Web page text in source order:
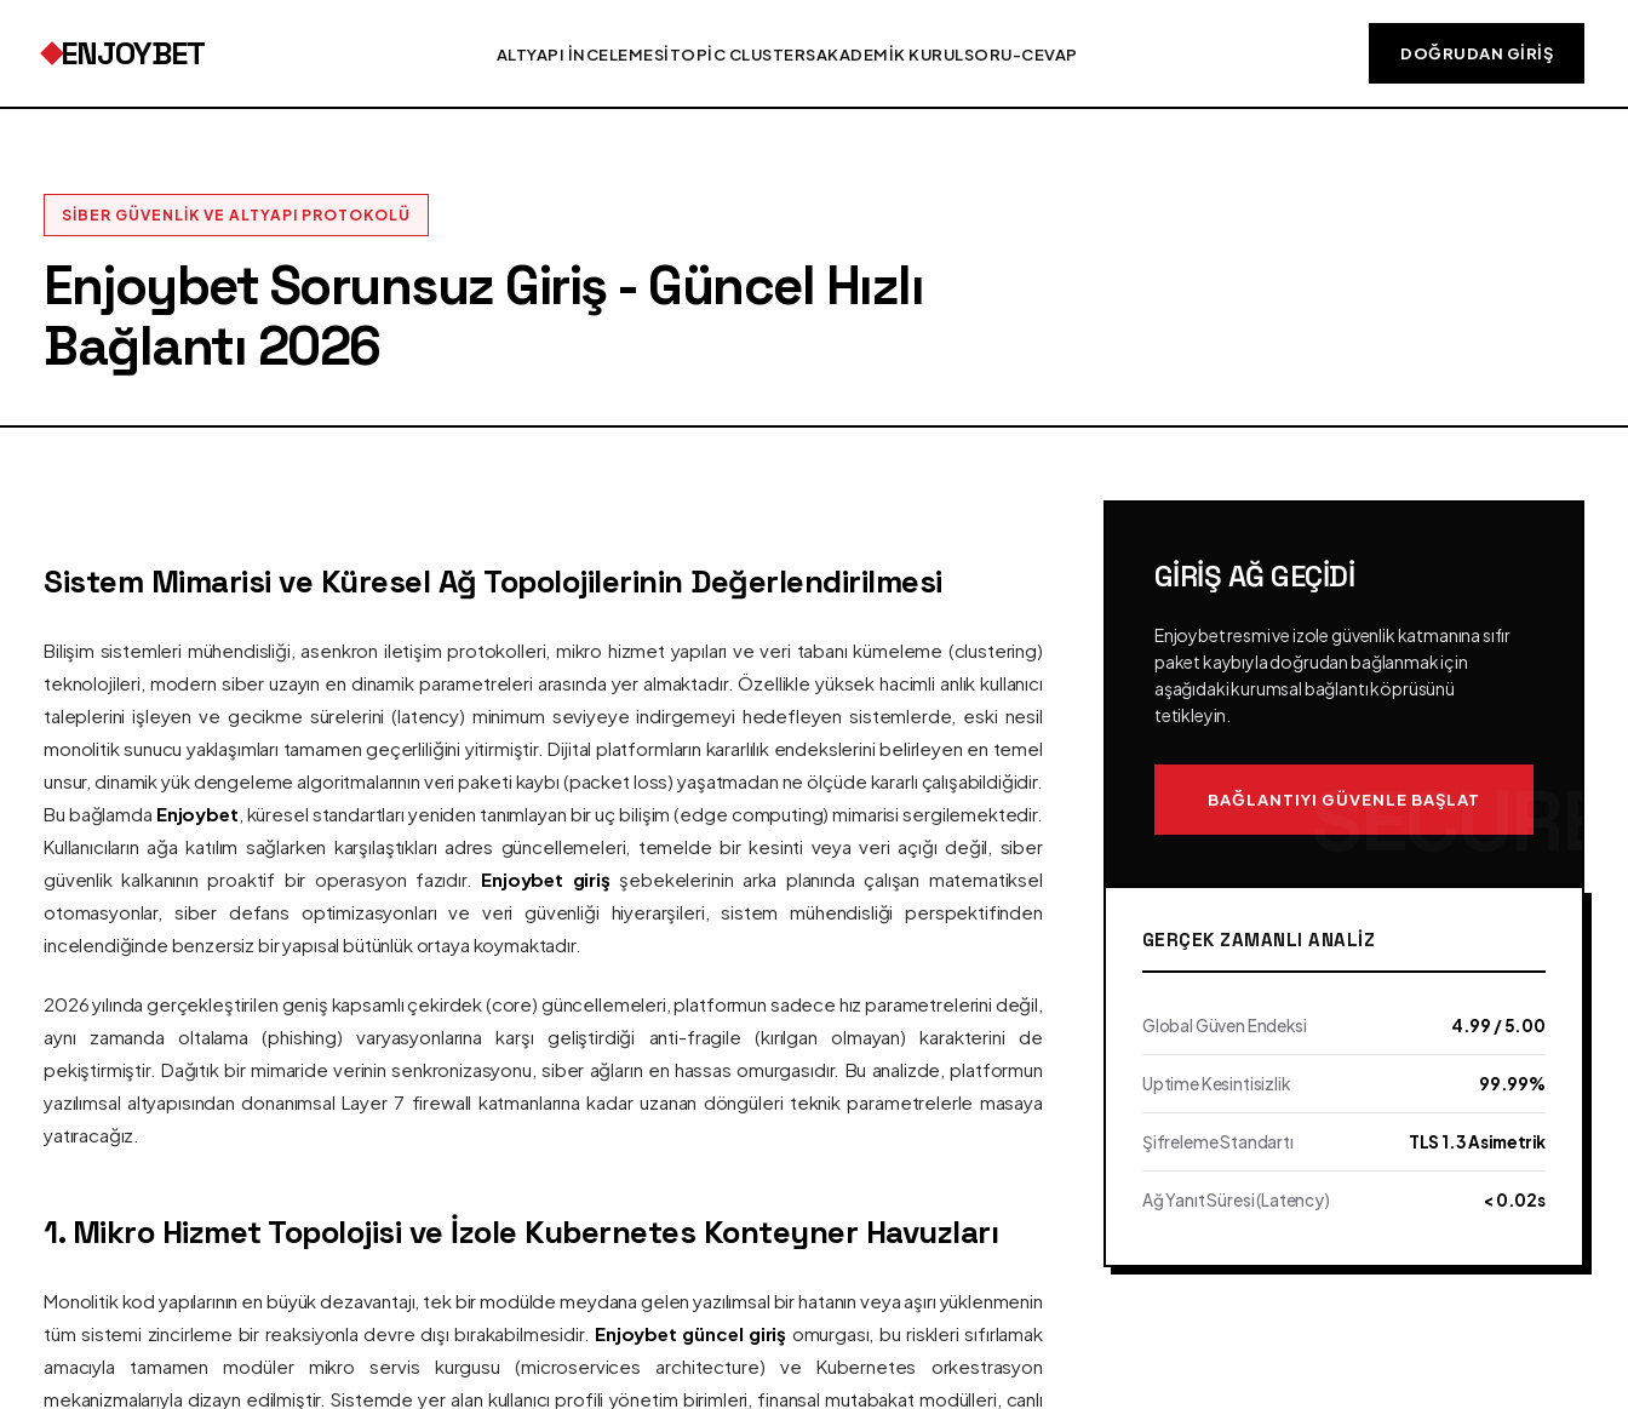
ENJOYBET ALTYAPI İNCELEMESITOPIC CLUSTERSAKADEMIK KURULSORU-CEVAP DOĞRUDAN GIRIŞ
SIBER GÜVENLIK VE ALTYAPI PROTOKOLÜ
Enjoybet Sorunsuz Giriş - Güncel Hızlı
Bağlantı 2026
Sistem Mimarisi ve Küresel Ağ Topolojilerinin Değerlendirilmesi
Bilişim sistemleri mühendisliği, asenkron iletişim protokolleri, mikro hizmet yapıları ve veri tabanı kümeleme (clustering)
teknolojileri, modern siber uzayın en dinamik parametreleri arasında yer almaktadır. Özellikle yüksek hacimli anlık kullanıcı
taleplerini işleyen ve gecikme sürelerini (latency) minimum seviyeye indirgemeyi hedefleyen sistemlerde, eski nesil
monolitik sunucu yaklaşımları tamamen geçerliliğini yitirmiştir. Dijital platformların kararlılık endekslerini belirleyen en temel
unsur, dinamik yük dengeleme algoritmalarının veri paketi kaybı (packet loss) yaşatmadan ne ölçüde kararlı çalışabildiğidir.
Bu bağlamda Enjoybet , küresel standartları yeniden tanımlayan bir uç bilişim (edge computing) mimarisi sergilemektedir.
Kullanıcıların ağa katılım sağlarken karşılaştıkları adres güncellemeleri, temelde bir kesinti veya veri açığı değil, siber
güvenlik kalkanının proaktif bir operasyon fazıdır. Enjoybet giriş şebekelerinin arka planında çalışan matematiksel
otomasyonlar, siber defans optimizasyonları ve veri güvenliği hiyerarşileri, sistem mühendisliği perspektifinden
incelendiğinde benzersiz bir yapısal bütünlük ortaya koymaktadır.
2026 yılında gerçekleştirilen geniş kapsamlı çekirdek (core) güncellemeleri, platformun sadece hız parametrelerini değil,
aynı zamanda oltalama (phishing) varyasyonlarına karşı geliştirdiği anti-fragile (kırılgan olmayan) karakterini de
pekiştirmiştir. Dağıtık bir mimaride verinin senkronizasyonu, siber ağların en hassas omurgasıdır. Bu analizde, platformun
yazılımsal altyapısından donanımsal Layer 7 firewall katmanlarına kadar uzanan döngüleri teknik parametrelerle masaya
yatıracağız.
1. Mikro Hizmet Topolojisi ve İzole Kubernetes Konteyner Havuzları
Monolitik kod yapılarının en büyük dezavantajı, tek bir modülde meydana gelen yazılımsal bir hatanın veya aşırı yüklenmenin
tüm sistemi zincirleme bir reaksiyonla devre dışı bırakabilmesidir. Enjoybet güncel giriş omurgası, bu riskleri sıfırlamak
amacıyla tamamen modüler mikro servis kurgusu (microservices architecture) ve Kubernetes orkestrasyon
mekanizmalarıyla dizayn edilmiştir. Sistemde yer alan kullanıcı profili yönetim birimleri, finansal mutabakat modülleri, canlı
GIRIŞ AĞ GEÇIDI
Enjoybet resmi ve izole güvenlik katmanına sıfır
paket kaybıyla doğrudan bağlanmak için
aşağıdaki kurumsal bağlantı köprüsünü
tetikleyin.
BAĞLANTIYI GÜVENLE BAŞLAT
GERÇEK ZAMANLI ANALIZ
Global Güven Endeksi 4.99 / 5.00
Uptime Kesintisizlik 99.99%
Şifreleme Standartı TLS 1.3 Asimetrik
Ağ Yanıt Süresi (Latency) < 0.02s